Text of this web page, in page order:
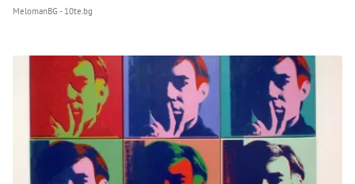
MelomanBG - 10te.bg